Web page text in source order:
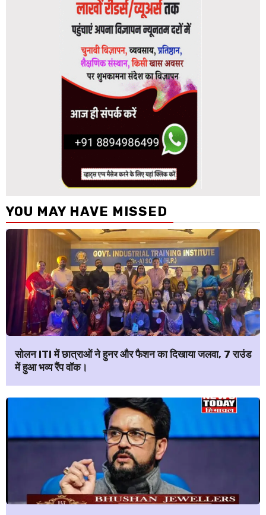
YOU MAY HAVE MISSED
सोलन ITI में छात्राओं ने हुनर और फैशन का दिखाया जलवा, 7 राउंड
में हुआ भव्य रैंप वॉक।